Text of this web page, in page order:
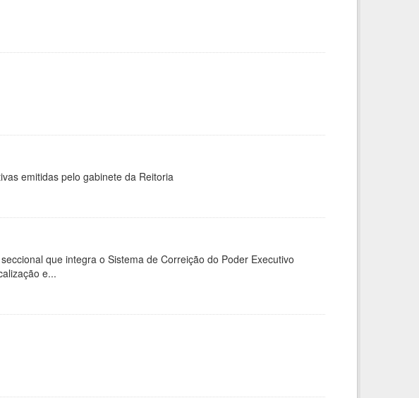
emitidas pelo gabinete da Reitoria
que integra o Sistema de Correição do Poder Executivo
e...